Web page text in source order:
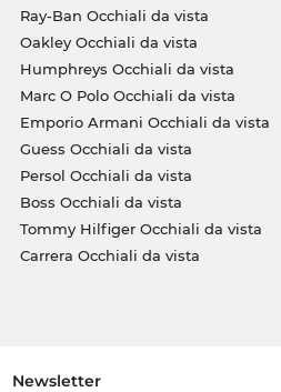
Ray-Ban Occhiali da vista
Oakley Occhiali da vista
Humphreys Occhiali da vista
Marc O Polo Occhiali da vista
Emporio Armani Occhiali da vista
Guess Occhiali da vista
Persol Occhiali da vista
Boss Occhiali da vista
Tommy Hilfiger Occhiali da vista
Carrera Occhiali da vista
Newsletter